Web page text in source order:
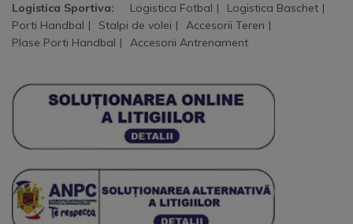
Logistica Sportiva: Logistica Fotbal
Logistica Baschet
Porti Handbal
Stalpi de volei
Accesorii Teren
Plase Porti Handbal
Accesorii Antrenament